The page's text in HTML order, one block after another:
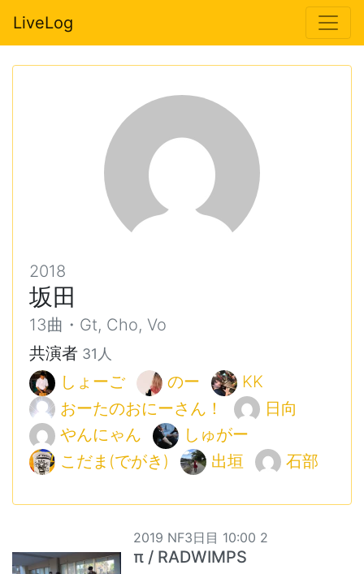
LiveLog
2018
坂田
13曲・Gt, Cho, Vo
共演者 31人
しょーご のー
KK
おーたのおにーさん！
日向
やんにゃん
しゅがー
こだま(でがき)
出垣 石部
2019 NF3日目 10:00 2
π / RADWIMPS